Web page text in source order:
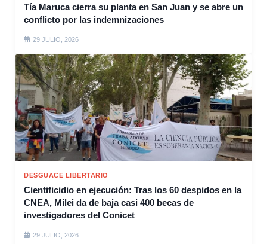
Tía Maruca cierra su planta en San Juan y se abre un
conflicto por las indemnizaciones
29 JULIO, 2026
DESGUACE LIBERTARIO
Cientificidio en ejecución: Tras los 60 despidos en la
CNEA, Milei da de baja casi 400 becas de
investigadores del Conicet
29 JULIO, 2026